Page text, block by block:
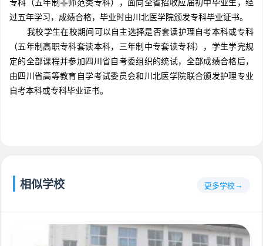
专科（五年制非师范类专科），面向全省招收应届初中毕业生，经
过五年学习，成绩合格，毕业时由川北医学院颁发专科毕业证书。
我校学生在校期间可以自主选择是否套读护理自考本科或专科
（五年制高职专科套读本科，三年制中专套读专科），学生学完规
定的全部课程并参加四川省自考委组织的统试，全部成绩合格后，
由四川省高等教育自学考试委员会和川北医学院联合颁发护理专业
自考本科或专科毕业证书。
相似学校 更多学校